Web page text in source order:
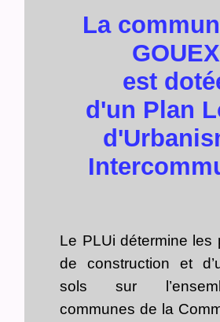
La
GOUEX
est
d'un Plan
Le PLUi détermine les
de construction et
sols sur
communes de la